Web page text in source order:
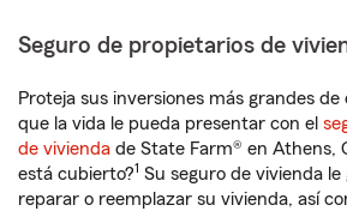
Seguro de propietarios de
Proteja sus inversiones más grandes
que la vida le pueda presentar con el
de vivienda de State Farm® en Athens,
está cubierto?1 Su seguro de vivienda
reparar o reemplazar su vivienda, así